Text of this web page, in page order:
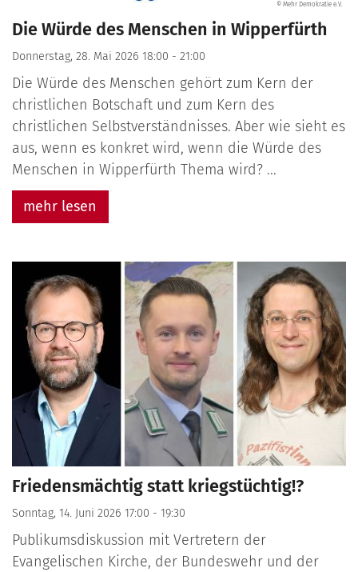
© Mehr Demokratie e.V.
Die Würde des Menschen in Wipperfürth
Donnerstag, 28. Mai 2026 18:00 - 21:00
Die Würde des Menschen gehört zum Kern der
christlichen Botschaft und zum Kern des
christlichen Selbstverständnisses. Aber wie sieht es
aus, wenn es konkret wird, wenn die Würde des
Menschen in Wipperfürth Thema wird? ...
mehr lesen
Friedensmächtig statt kriegstüchtig!?
Sonntag, 14. Juni 2026 17:00 - 19:30
Publikumsdiskussion mit Vertretern der
Evangelischen Kirche, der Bundeswehr und der